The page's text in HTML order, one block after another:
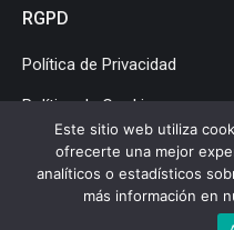
RGPD
Política de Privacidad
Política de Cookies
Aviso Legal
Este sitio web utiliza
ofrecerte una mejor
analíticos o estadísticos
más información en